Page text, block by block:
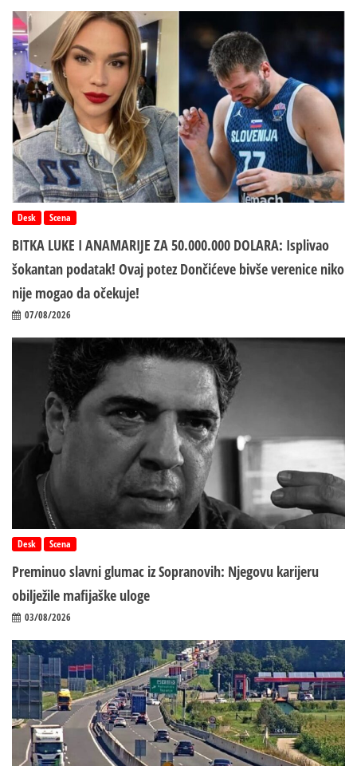
Desk Scena
BITKA LUKE I ANAMARIJE ZA 50.000.000 DOLARA: Isplivao
šokantan podatak! Ovaj potez Dončićeve bivše verenice niko
nije mogao da očekuje!
07/08/2026
Desk Scena
Preminuo slavni glumac iz Sopranovih: Njegovu karijeru
obilježile mafijaške uloge
03/08/2026